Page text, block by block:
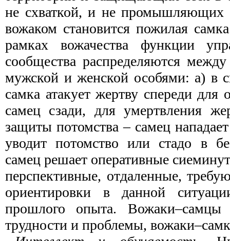
не схваткой, и не промышляющих
вожаком становится пожилая
рамках вожачества функции
сообщества распределяются
мужской и женской особями: а) в
самка атакует жертву спереди для
самец сзади, для умертвления
защиты потомства – самец
уводит потомство или стадо в
самец решает оперативные
перспективные, отдаленные,
ориентировки в данной
прошлого опыта. Вожаки–самцы
трудности и проблемы,